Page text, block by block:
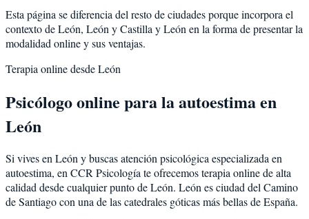
Esta página se diferencia del resto de ciudades porque incorpora el
contexto deLeón, León yCastilla y León en la forma de presentar la
modalidad online y sus ventajas.
Terapia online desdeLeón
Psicólogo online para laautoestimaen
León
Si vives enLeóny buscas atención psicológica especializada en
autoestima, en CCR Psicología te ofrecemos terapia online de alta
calidad desde cualquier punto deLeón. Leónesciudad del Camino
de Santiago con una de las catedrales góticas más bellas de España.